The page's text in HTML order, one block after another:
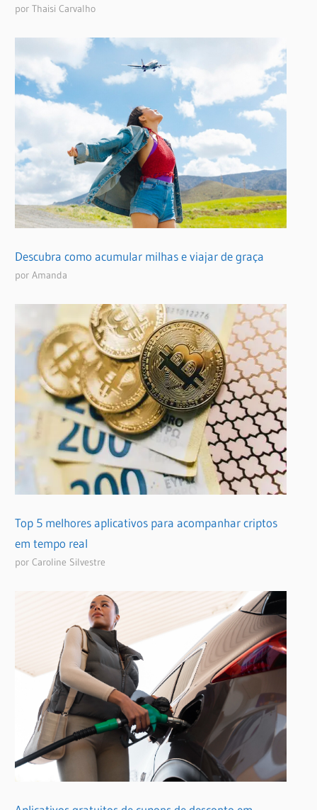
por Thaisi Carvalho
Descubra como acumular milhas e viajar de graça
por Amanda
Top 5 melhores aplicativos para acompanhar criptos
em tempo real
por Caroline Silvestre